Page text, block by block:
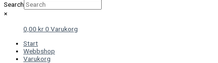
Search
×
0,00 kr0 Varukorg
Start
Webbshop
Varukorg